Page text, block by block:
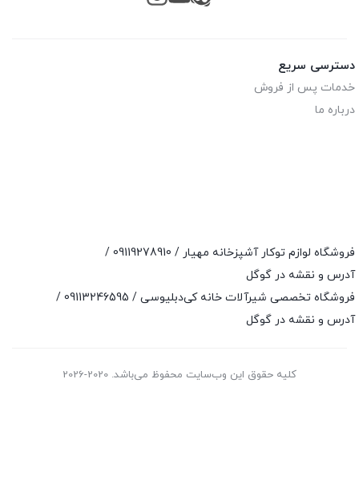
دسترسی سریع
خدمات پس از فروش
درباره ما
فروشگاه لوازم توکار آشپزخانه مهیار / 09119278910
/
آدرس و نقشه در گوگل
فروشگاه تخصصی شیرآلات خانه کی‌دبلیوسی / 09113246595
/
آدرس و نقشه در گوگل
کلیه حقوق این وب‌سایت محفوظ می‌باشد. 2020-2026